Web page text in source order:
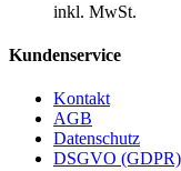
inkl. MwSt.
Kundenservice
Kontakt
AGB
Datenschutz
DSGVO (GDPR)